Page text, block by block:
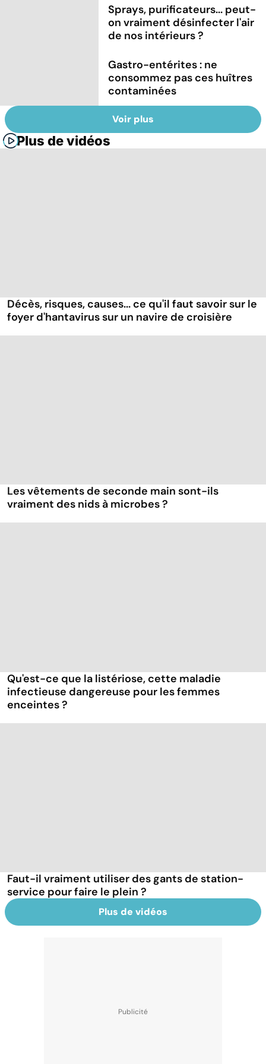
Sprays, purificateurs... peut-
on vraiment désinfecter l'air
de nos intérieurs ?
Gastro-entérites : ne
consommez pas ces huîtres
contaminées
Voir plus
Plus de vidéos
Décès, risques, causes... ce qu'il faut savoir sur le
foyer d'hantavirus sur un navire de croisière
Les vêtements de seconde main sont-ils
vraiment des nids à microbes ?
Qu'est-ce que la listériose, cette maladie
infectieuse dangereuse pour les femmes
enceintes ?
Faut-il vraiment utiliser des gants de station-
service pour faire le plein ?
Plus de vidéos